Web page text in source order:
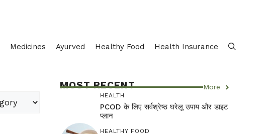
Medicines Ayurved Healthy Food Health Insurance
MOST RECENT More
HEALTH
PCOD के लिए सर्वश्रेष्ठ घरेलू उपाय और डाइट
प्लान
HEALTHY FOOD